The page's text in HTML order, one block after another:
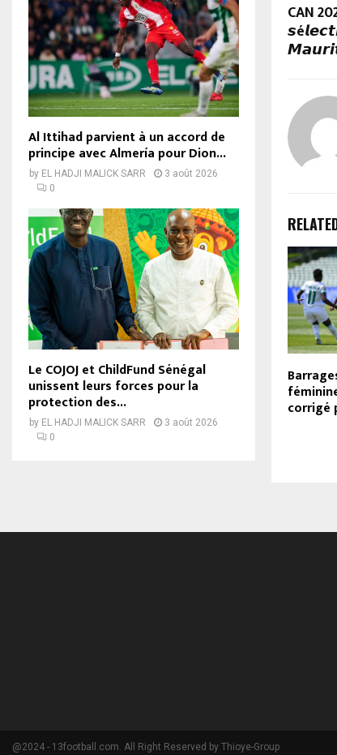
CAN
corrigé
Al Ittihad parvient à un accord de
principe avec Almería pour Dion...
by EL HADJI MALICK SARR
3 août 2026
0
Le COJOJ et ChildFund Sénégal
unissent leurs forces pour la
protection des...
by EL HADJI MALICK SARR
3 août 2026
0
@2024 - 13football.com. All Right Reserved by Thioye-Group